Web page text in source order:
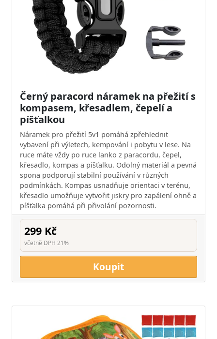
Černý paracord náramek na přežití s
kompasem, křesadlem, čepelí a
píšťalkou
Náramek pro přežití 5v1 pomáhá zpřehlednit
vybavení při výletech, kempování i pobytu v lese. Na
ruce máte vždy po ruce lanko z paracordu, čepel,
křesadlo, kompas a píšťalku. Odolný materiál a pevná
spona podporují stabilní používání v různých
podmínkách. Kompas usnadňuje orientaci v terénu,
křesadlo umožňuje vytvořit jiskry pro zapálení ohně a
píšťalka pomáhá při přivolání pozornosti.
299 Kč
včetně DPH 21%
Koupit